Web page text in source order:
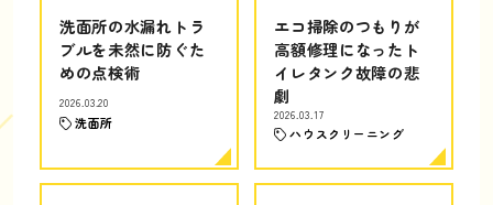
洗面所の水漏れトラ
ブルを未然に防ぐた
めの点検術
2026.03.20
洗面所
エコ掃除のつもりが
高額修理になったト
イレタンク故障の悲
劇
2026.03.17
ハウスクリーニング